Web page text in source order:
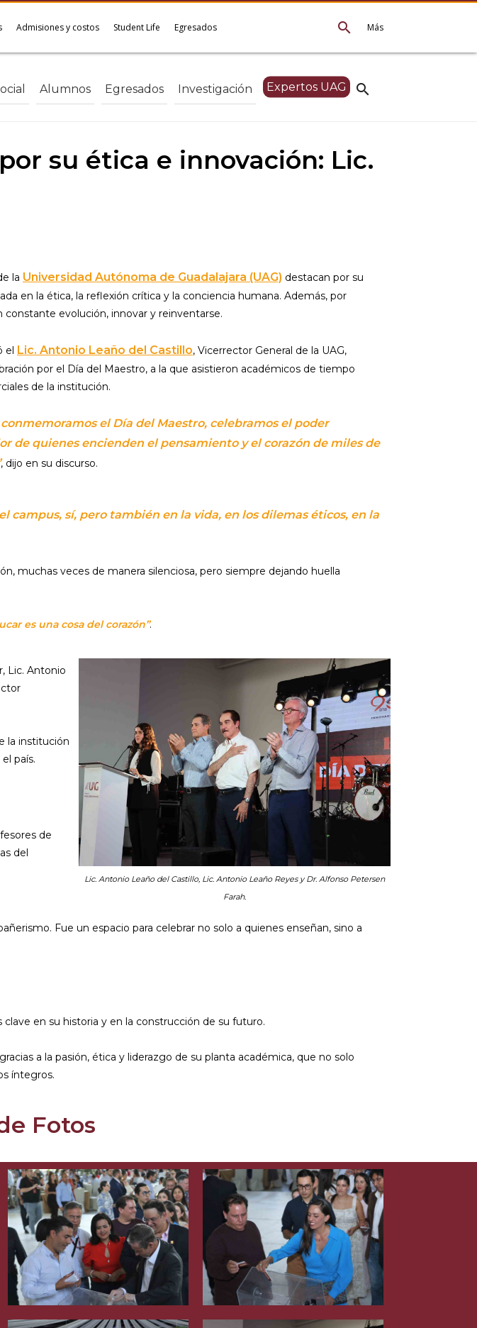
Más
search
Admisiones y costos Student Life Egresados
search
Alumnos Egresados Investigación Expertos UAG
su ética e innovación: Lic.
la Universidad Autónoma de Guadalajara (UAG) destacan por su
en la ética, la reflexión crítica y la conciencia humana. Además, por
constante evolución, innovar y reinventarse.
el Lic. Antonio Leaño del Castillo, Vicerrector General de la UAG,
por el Día del Maestro, a la que asistieron académicos de tiempo
de la institución.
conmemoramos el Día del Maestro, celebramos el poder
de quienes encienden el pensamiento y el corazón de miles de
, dijo en su discurso.
campus, sí, pero también en la vida, en los dilemas éticos, en la
muchas veces de manera silenciosa, pero siempre dejando huella
es una cosa del corazón”.
Lic. Antonio
la institución
país.
de
del
Lic. Antonio Leaño del Castillo, Lic. Antonio Leaño Reyes y Dr. Alfonso Petersen
Farah.
Fue un espacio para celebrar no solo a quienes enseñan, sino a
en su historia y en la construcción de su futuro.
a la pasión, ética y liderazgo de su planta académica, que no solo
íntegros.
Fotos